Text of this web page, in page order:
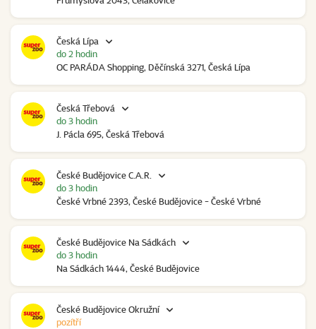
Česká Lípa
OC PARÁDA Shopping, Děčínská 3271, Česká Lípa
do 2 hodin
Česká Třebová
J. Pácla 695, Česká Třebová
do 3 hodin
České Budějovice C.A.R.
České Vrbné 2393, České Budějovice - České Vrbné
do 3 hodin
České Budějovice Na Sádkách
Na Sádkách 1444, České Budějovice
do 3 hodin
České Budějovice Okružní
pozítří